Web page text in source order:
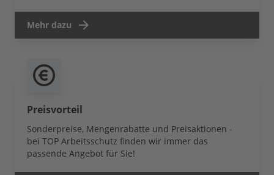
Mehr dazu
Preisvorteil
Sonderpreise, Mengenrabatte und Preisaktionen -
bei TOP Arbeitsschutz finden wir immer das
passende Angebot für Sie!